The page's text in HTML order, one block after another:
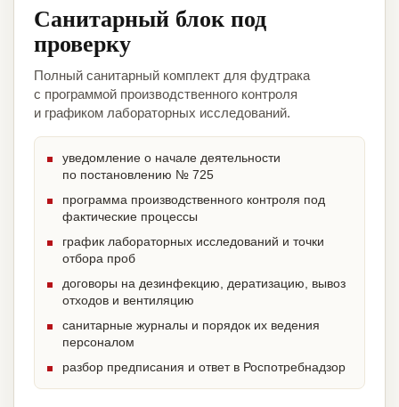
Санитарный блок под
проверку
Полный санитарный комплект для фудтрака
с программой производственного контроля
и графиком лабораторных исследований.
уведомление о начале деятельности
по постановлению № 725
программа производственного контроля под
фактические процессы
график лабораторных исследований и точки
отбора проб
договоры на дезинфекцию, дератизацию, вывоз
отходов и вентиляцию
санитарные журналы и порядок их ведения
персоналом
разбор предписания и ответ в Роспотребнадзор